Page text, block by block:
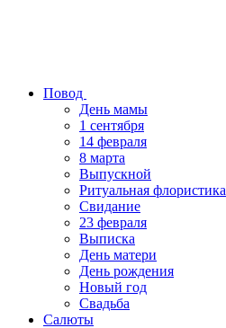
Повод
День мамы
1 сентября
14 февраля
8 марта
Выпускной
Ритуальная флористика
Свидание
23 февраля
Выписка
День матери
День рождения
Новый год
Свадьба
Салюты